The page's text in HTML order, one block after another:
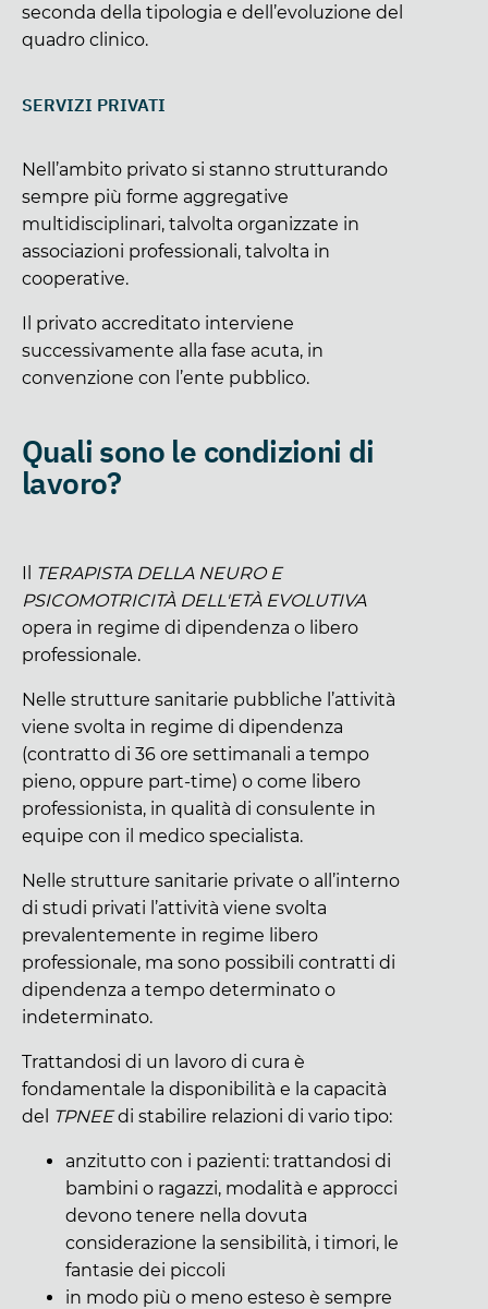
seconda della tipologia e dell’evoluzione del
quadro clinico.
SERVIZI PRIVATI
Nell’ambito privato si stanno strutturando
sempre più forme aggregative
multidisciplinari, talvolta organizzate in
associazioni professionali, talvolta in
cooperative.
Il privato accreditato interviene
successivamente alla fase acuta, in
convenzione con l’ente pubblico.
Quali sono le condizioni di
lavoro?
Il
TERAPISTA DELLA NEURO E
PSICOMOTRICITÀ DELL'ETÀ EVOLUTIVA
opera in regime di dipendenza o libero
professionale.
Nelle strutture sanitarie pubbliche l’attività
viene svolta in regime di dipendenza
(contratto di 36 ore settimanali a tempo
pieno, oppure part-time) o come libero
professionista, in qualità di consulente in
equipe con il medico specialista.
Nelle strutture sanitarie private o all’interno
di studi privati l’attività viene svolta
prevalentemente in regime libero
professionale, ma sono possibili contratti di
dipendenza a tempo determinato o
indeterminato.
Trattandosi di un lavoro di cura è
fondamentale la disponibilità e la capacità
del TPNEEdi stabilire relazioni di vario tipo:
anzitutto con i pazienti: trattandosi di
bambini o ragazzi, modalità e approcci
devono tenere nella dovuta
considerazione la sensibilità, i timori, le
fantasie dei piccoli
in modo più o meno esteso è sempre